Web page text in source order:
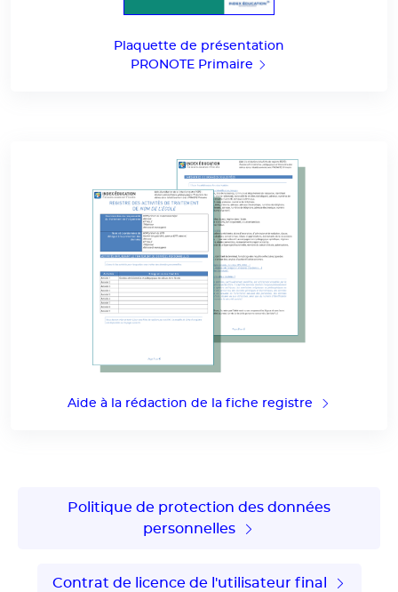
Plaquette de présentation
PRONOTE Primaire
Aide à la rédaction de la fiche registre
Politique de protection des données
personnelles
Contrat de licence de l'utilisateur final